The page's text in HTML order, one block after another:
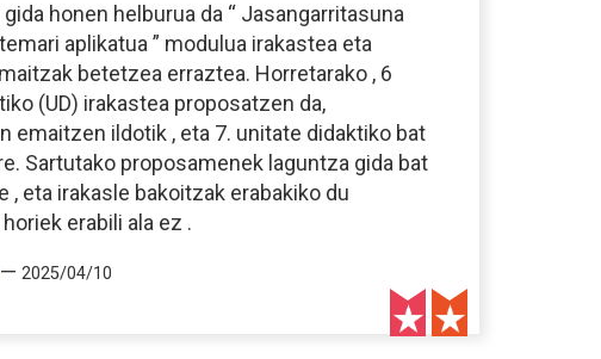
honen helburua da “ Jasangarritasuna
aplikatua ” modulua irakastea eta
betetzea erraztea. Horretarako , 6
(UD) irakastea proposatzen da,
emaitzen ildotik , eta 7. unitate didaktiko bat
Sartutako proposamenek laguntza gida bat
, eta irakasle bakoitzak erabakiko du
erabili ala ez .
— 2025/04/10